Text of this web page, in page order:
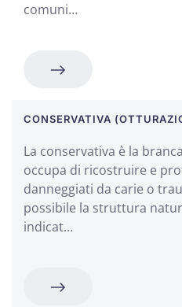
comuni…
CONSERVATIVA
La conservativa è la
occupa di ricostruire e
danneggiati da carie o
possibile la struttura
indicat…